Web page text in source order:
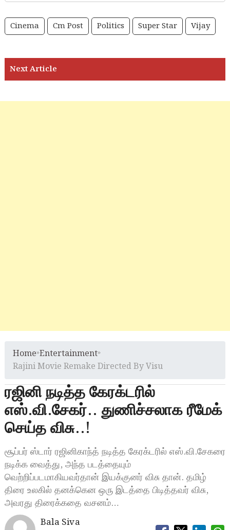
Cinema Cm Post Politics Super Star Vijay
Home»Entertainment»
Rajini Movie Remake Directed By Visu
ரஜினி நடித்த கேரக்டரில்
எஸ்.வி.சேகர்.. துணிச்சலாக ரீமேக்
செய்த விசு..!
சூப்பர் ஸ்டார் ரஜினிகாந்த் நடித்த கேரக்டரில் எஸ்.வி.சேகரை
நடிக்க வைத்து, அந்த படத்தையும்
வெற்றிப்படமாகியவர்தான் இயக்குனர் விசு தான். தமிழ்
திரை உலகில் தனக்கென ஒரு இடத்தை பிடித்தவர் விசு,
அவரது திரைக்கதை வசனம்…
Bala Siva